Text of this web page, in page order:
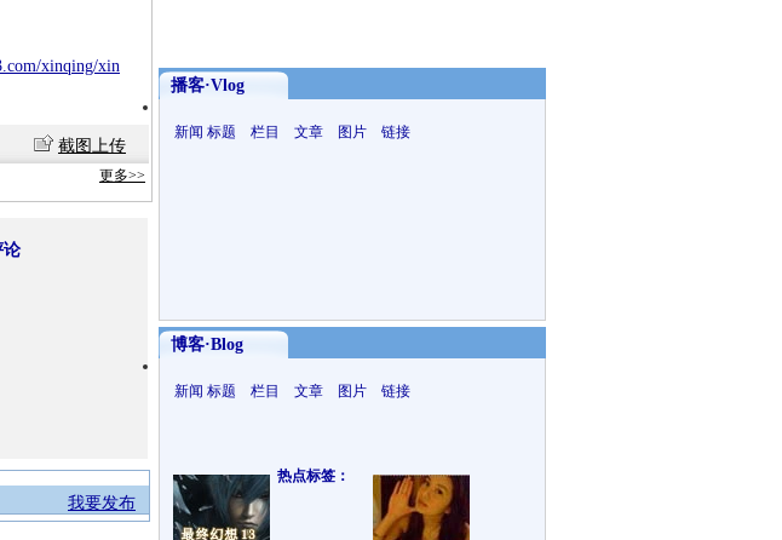
xinqing/xin
截图上传
更多>>
论
我要发布
播客·Vlog
热点标签：
新闻 标题 栏目 文章 图片 链接
博客·Blog
新闻 标题 栏目 文章 图片 链接